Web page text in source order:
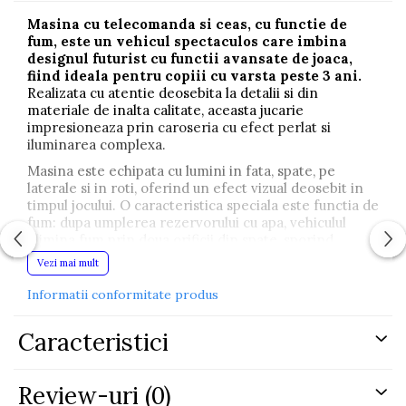
Masina cu telecomanda si ceas, cu functie de
fum, este un vehicul spectaculos care imbina
designul futurist cu functii avansate de joaca,
fiind ideala pentru copiii cu varsta peste 3 ani.
Realizata cu atentie deosebita la detalii si din
materiale de inalta calitate, aceasta jucarie
impresioneaza prin caroseria cu efect perlat si
iluminarea complexa.
Masina este echipata cu lumini in fata, spate, pe
laterale si in roti, oferind un efect vizual deosebit in
timpul jocului. O caracteristica speciala este functia de
fum: dupa umplerea rezervorului cu apa, vehiculul
elimina fum prin doua orificii din spate, sporind
realismul si distractia.
si prin intermediul unui ceas special inclus in set,
joaca. Vehiculul se deplaseaza in toate directiile –
inainte, inapoi, stanga, dreapta – poate face drifturi,
Masina functioneaza cu un acumulator reincarcabil de
Vezi mai mult
Informatii conformitate produs
Caracteristici
Review-uri (0)